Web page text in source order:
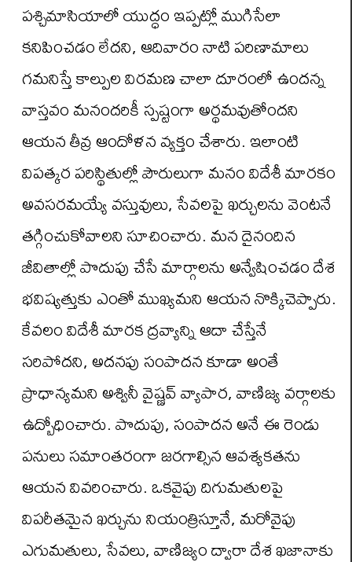
పశ్చిమాసియాలో యుద్ధం ఇప్పట్లో ముగిసేలా
కనిపించడం లేదని, ఆదివారం నాటి పరిణామాలు
గమనిస్తే కాల్పుల విరమణ చాలా దూరంలో ఉందన్న
వాస్తవం మనందరికీ స్పష్టంగా అర్థమవుతోందని
ఆయన తీవ్ర ఆందోళన వ్యక్తం చేశారు. ఇలాంటి
విపత్కర పరిస్థితుల్లో పౌరులుగా మనం విదేశీ మారకం
అవసరమయ్యే వస్తువులు, సేవలపై ఖర్చులను వెంటనే
తగ్గించుకోవాలని సూచించారు. మన దైనందిన
జీవితాల్లో పొదుపు చేసే మార్గాలను అన్వేషించడం దేశ
భవిష్యత్తుకు ఎంతో ముఖ్యమని ఆయన నొక్కిచెప్పారు.
కేవలం విదేశీ మారక ద్రవ్యాన్ని ఆదా చేస్తేనే
సరిపోదని, అదనపు సంపాదన కూడా అంతే
ప్రాధాన్యమని అశ్వినీ వైష్ణవ్ వ్యాపార, వాణిజ్య వర్గాలకు
ఉద్బోధించారు. పొదుపు, సంపాదన అనే ఈ రెండు
పనులు సమాంతరంగా జరగాల్సిన ఆవశ్యకతను
ఆయన వివరించారు. ఒకవైపు దిగుమతులపై
విపరీతమైన ఖర్చును నియంత్రిస్తూనే, మరోవైపు
ఎగుమతులు, సేవలు, వాణిజ్యం ద్వారా దేశ ఖజానాకు